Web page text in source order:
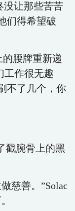
没让那些苦苦
们得希望破
的腰牌重新递
工作很无趣
不了几个，你
戳腕骨上的黑
慈善。”Solac